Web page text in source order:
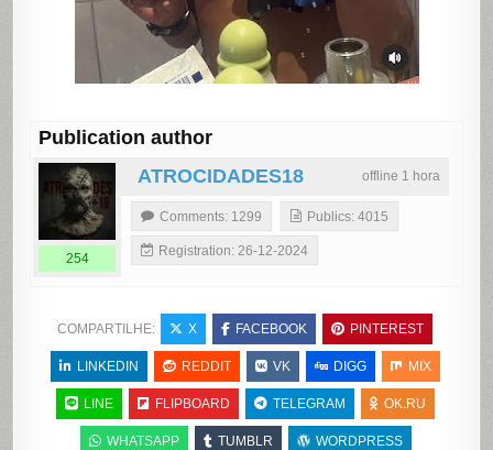
Publication author
offline 1 hora
ATROCIDADES18
254
Comments: 1299 Publics: 4015
Registration: 26-12-2024
COMPARTILHE: X FACEBOOK PINTEREST
LINKEDIN REDDIT VK DIGG MIX
LINE FLIPBOARD TELEGRAM OK.RU
WHATSAPP TUMBLR WORDPRESS